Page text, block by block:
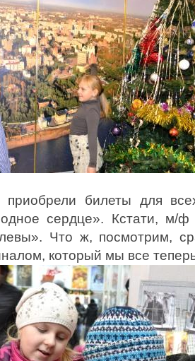
билеты для
сердце». Кстати, м/
Что ж, посмотрим,
который мы все